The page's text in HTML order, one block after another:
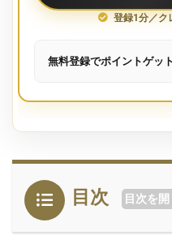
登録1分／ク
無料登録でポイントゲッ
会員登録するだけで
ポイントがゲットで
年月5月1日時点）
目次 目次を開